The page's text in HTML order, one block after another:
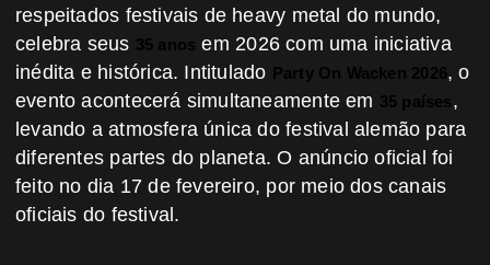
respeitados festivais de heavy metal do mundo,
celebra seus 35 anos em 2026 com uma iniciativa
inédita e histórica. Intitulado Party On Wacken 2026, o
evento acontecerá simultaneamente em 35 países,
levando a atmosfera única do festival alemão para
diferentes partes do planeta. O anúncio oficial foi
feito no dia 17 de fevereiro, por meio dos canais
oficiais do festival.